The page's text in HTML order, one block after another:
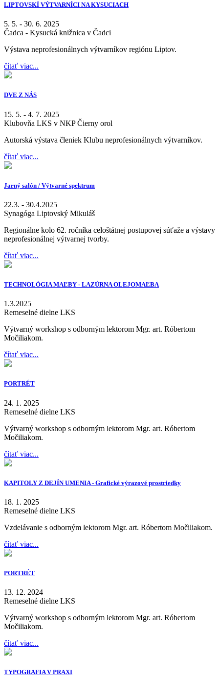
LIPTOVSKÍ VÝTVARNÍCI NA KYSUCIACH
5. 5. - 30. 6. 2025
Čadca - Kysucká knižnica v Čadci
Výstava neprofesionálnych výtvarníkov regiónu Liptov.
čítať viac...
DVE Z NÁS
15. 5. - 4. 7. 2025
Klubovňa LKS v NKP Čierny orol
Autorská výstava členiek Klubu neprofesionálnych výtvarníkov.
čítať viac...
Jarný salón / Výtvarné spektrum
22.3. - 30.4.2025
Synagóga Liptovský Mikuláš
Regionálne kolo 62. ročníka celoštátnej postupovej súťaže a výstavy
neprofesionálnej výtvarnej tvorby.
čítať viac...
TECHNOLÓGIA MAĽBY - LAZÚRNA OLEJOMAĽBA
1.3.2025
Remeselné dielne LKS
Výtvarný workshop s odborným lektorom Mgr. art. Róbertom
Močiliakom.
čítať viac...
PORTRÉT
24. 1. 2025
Remeselné dielne LKS
Výtvarný workshop s odborným lektorom Mgr. art. Róbertom
Močiliakom.
čítať viac...
KAPITOLY Z DEJÍN UMENIA - Grafické výrazové prostriedky
18. 1. 2025
Remeselné dielne LKS
Vzdelávanie s odborným lektorom Mgr. art. Róbertom Močiliakom.
čítať viac...
PORTRÉT
13. 12. 2024
Remeselné dielne LKS
Výtvarný workshop s odborným lektorom Mgr. art. Róbertom
Močiliakom.
čítať viac...
TYPOGRAFIA V PRAXI